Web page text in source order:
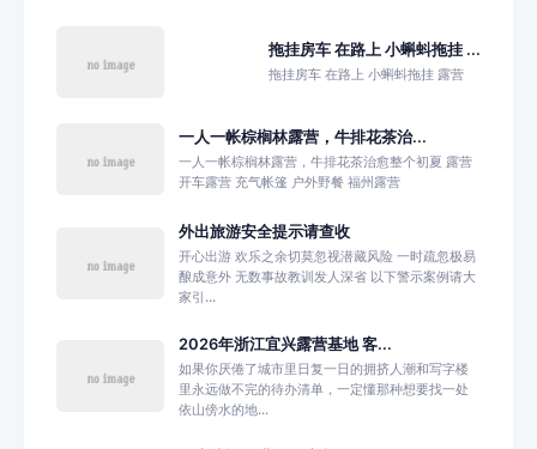
拖挂房车 在路上 小蝌蚪拖挂 ...
拖挂房车 在路上 小蝌蚪拖挂 露营
一人一帐棕榈林露营，牛排花茶治...
一人一帐棕榈林露营，牛排花茶治愈整个初夏 露营
开车露营 充气帐篷 户外野餐 福州露营
外出旅游安全提示请查收
开心出游 欢乐之余切莫忽视潜藏风险 一时疏忽极易
酿成意外 无数事故教训发人深省 以下警示案例请大
家引...
2026年浙江宜兴露营基地 客...
如果你厌倦了城市里日复一日的拥挤人潮和写字楼
里永远做不完的待办清单，一定懂那种想要找一处
依山傍水的地...